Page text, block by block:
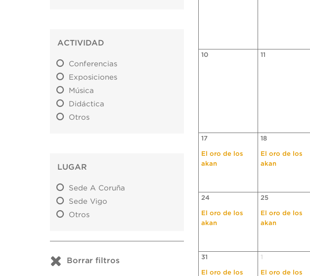
ACTIVIDAD
Conferencias
Exposiciones
Música
Didáctica
Otros
LUGAR
Sede A Coruña
Sede Vigo
Otros
Borrar filtros
10 11
17
El oro de los
akan
18
El oro de los
akan
24
El oro de los
akan
25
El oro de los
akan
31
El oro de los
1
El oro de los